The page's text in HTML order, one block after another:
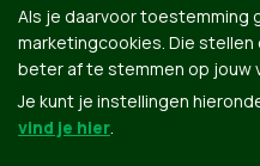
Als je daarvoor toestemming
marketingcookies. Die
beter af te stemmen op jouw
Je kunt je instellingen
vind je hier.